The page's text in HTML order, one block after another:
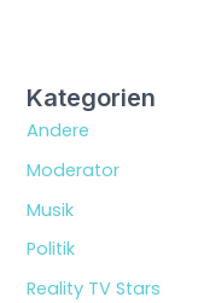
Kategorien
Andere
Moderator
Musik
Politik
Reality TV Stars